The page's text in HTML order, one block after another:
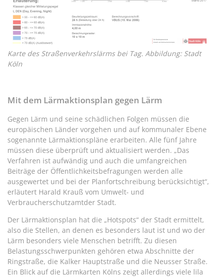
Karte des Straßenverkehrslärms bei Tag. Abbildung: Stadt
Köln
Mit dem Lärmaktionsplan gegen Lärm
Gegen Lärm und seine schädlichen Folgen müssen die
europäischen Länder vorgehen und auf kommunaler Ebene
sogenannte Lärmaktionspläne erarbeiten. Alle fünf Jahre
müssen diese überprüft und aktualisiert werden. „Das
Verfahren ist aufwändig und auch die umfangreichen
Beiträge der Öffentlichkeitsbefragungen werden alle
ausgewertet und bei der Planfortschreibung berücksichtigt“,
erläutert Harald Krauß vom Umwelt- und
Verbraucherschutzamtder Stadt.
Der Lärmaktionsplan hat die „Hotspots“ der Stadt ermittelt,
also die Stellen, an denen es besonders laut ist und wo der
Lärm besonders viele Menschen betrifft. Zu diesen
Belastungsschwerpunkten gehören etwa Abschnitte der
Ringstraße, die Kalker Hauptstraße und die Neusser Straße.
Ein Blick auf die Lärmkarten Kölns zeigt allerdings viele lila